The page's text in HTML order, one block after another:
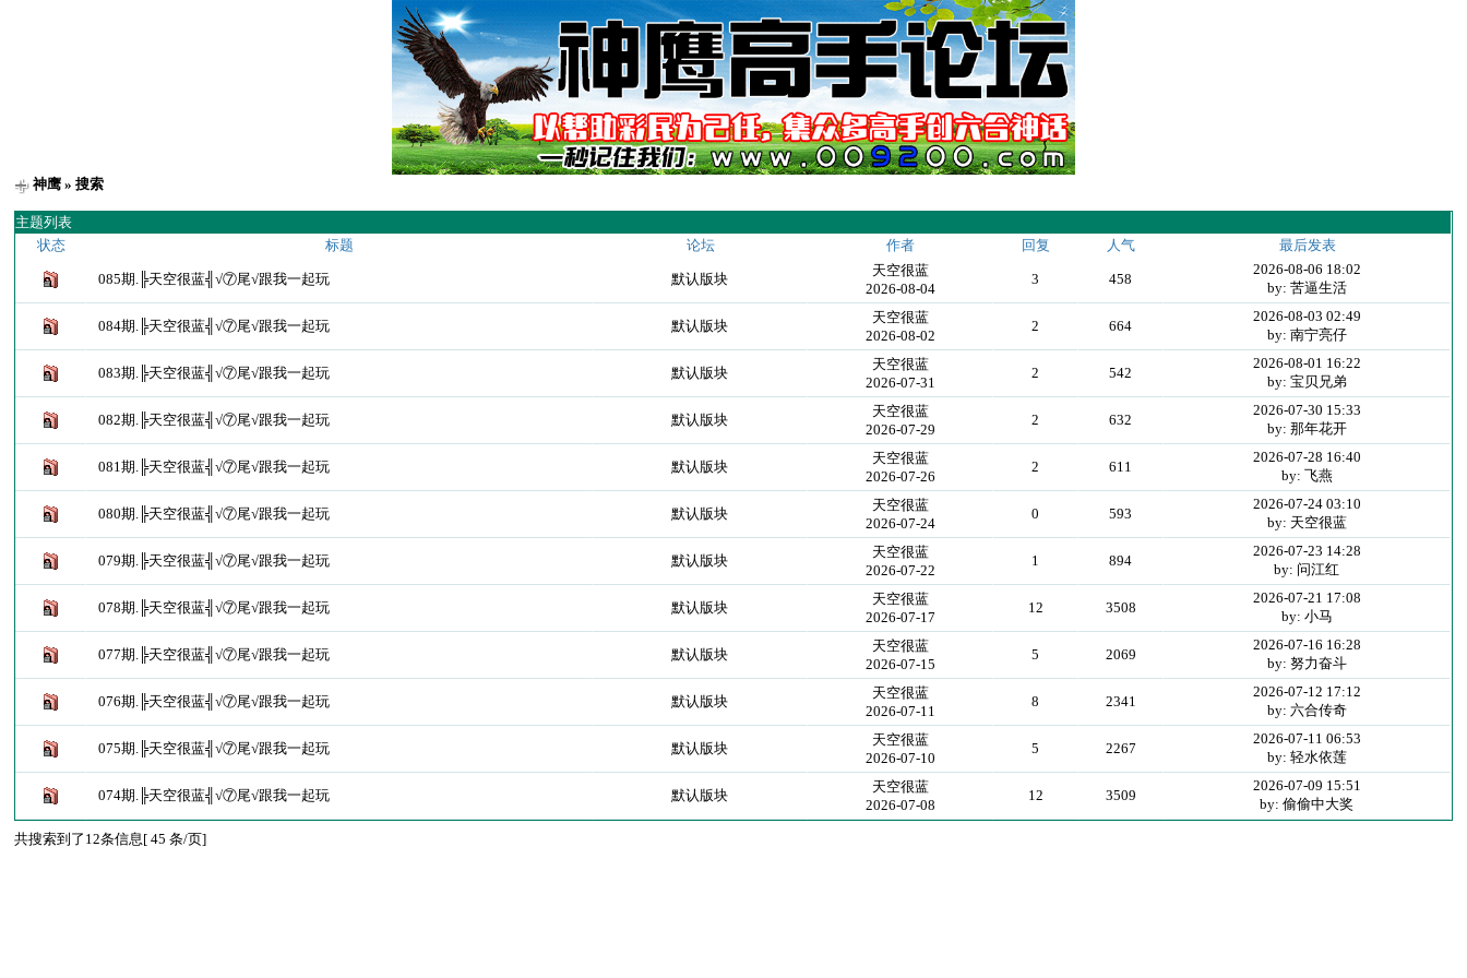
神鹰 » 搜索
主题列表
状态
标题 论坛 作者 回复 人气 最后发表
085期.╠天空很蓝╣√⑦尾√跟我一起玩 默认版块
天空很蓝
2026-08-04
3 458
2026-08-06 18:02
by: 苦逼生活
084期.╠天空很蓝╣√⑦尾√跟我一起玩 默认版块
天空很蓝
2026-08-02
2 664
2026-08-03 02:49
by: 南宁亮仔
083期.╠天空很蓝╣√⑦尾√跟我一起玩 默认版块
天空很蓝
2026-07-31
2 542
2026-08-01 16:22
by: 宝贝兄弟
082期.╠天空很蓝╣√⑦尾√跟我一起玩 默认版块
天空很蓝
2026-07-29
2 632
2026-07-30 15:33
by: 那年花开
081期.╠天空很蓝╣√⑦尾√跟我一起玩 默认版块
天空很蓝
2026-07-26
2 611
2026-07-28 16:40
by: 飞燕
080期.╠天空很蓝╣√⑦尾√跟我一起玩 默认版块
天空很蓝
2026-07-24
0 593
2026-07-24 03:10
by: 天空很蓝
079期.╠天空很蓝╣√⑦尾√跟我一起玩 默认版块
天空很蓝
2026-07-22
1 894
2026-07-23 14:28
by: 问江红
078期.╠天空很蓝╣√⑦尾√跟我一起玩 默认版块
天空很蓝
2026-07-17
12 3508
2026-07-21 17:08
by: 小马
077期.╠天空很蓝╣√⑦尾√跟我一起玩 默认版块
天空很蓝
2026-07-15
5 2069
2026-07-16 16:28
by: 努力奋斗
076期.╠天空很蓝╣√⑦尾√跟我一起玩 默认版块
天空很蓝
2026-07-11
8 2341
2026-07-12 17:12
by: 六合传奇
075期.╠天空很蓝╣√⑦尾√跟我一起玩 默认版块
天空很蓝
2026-07-10
5 2267
2026-07-11 06:53
by: 轻水依莲
074期.╠天空很蓝╣√⑦尾√跟我一起玩 默认版块
天空很蓝
2026-07-08
12 3509
2026-07-09 15:51
by: 偷偷中大奖
共搜索到了12条信息[ 45 条/页]